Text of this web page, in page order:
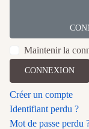
Maintenir la
CONNEXION
Créer un compte
Identifiant perdu ?
Mot de passe perdu